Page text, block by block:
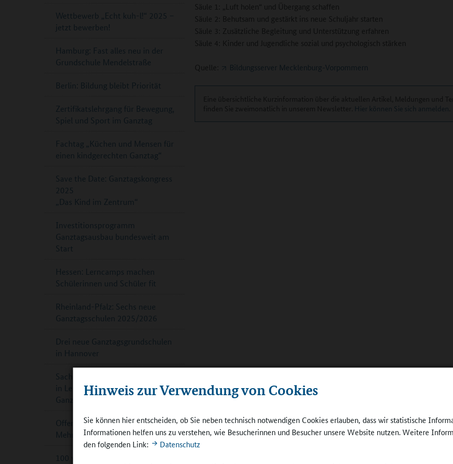
Hinweis zur Verwendung von Cookies
Sie können hier entscheiden, ob Sie neben technisch notwendigen Cookies erlauben, dass wir statistische
Informationen helfen uns zu verstehen, wie Besucherinnen und Besucher unsere Website nutzen. Weitere
den folgenden Link:
Datenschutz
Säule 1: „Luft holen“ und Übergang schaffen
Säule 2: Behutsam und gestärkt ins neue Schuljahr starten
Säule 3: Zusätzliche Begleitung und Unterstützung erfahren
Säule 4: Kinder und Jugendliche sozial und psychologisch stärken
Quelle: Bildungsserver Mecklenburg-Vorpommern
Hier können Sie sich anmelden
Wettbewerb „Echt kuh-l!“ 2025 –
jetzt bewerben!
Hamburg: Fast alles neu in der
Grundschule Mendelstraße
Berlin: Bildung bleibt Priorität
Zertifikatslehrgang für Bewegung,
Spiel und Sport im Ganztag
Fachtag „Küchen und Mensen für
einen kindgerechten Ganztag“
Save the Date: Ganztagskongress
2025
„Das Kind im Zentrum“
Investitionsprogramm
Ganztagsausbau bundesweit am
Start
Hessen: Lerncamps machen
Schülerinnen und Schüler fit
Rheinland-Pfalz: Sechs neue
Ganztagsschulen 2025/2026
Drei neue Ganztagsgrundschulen
in Hannover
Sachsen-Anhalt: Sekundarschule
in Leuna ist offiziell
Ganztagsschule
Offene Ganztagsschule in NRW:
Mehr Geld für mehr Plätze
100 weitere Sport-Grundschulen